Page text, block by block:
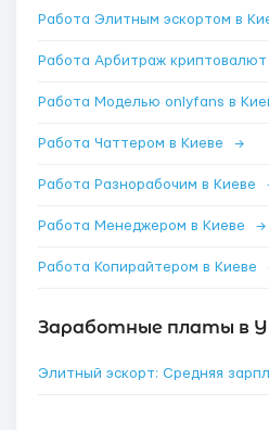
Работа Элитным эскортом в
Работа Арбитраж криптовалют
Работа Моделью onlyfans в
Работа Чаттером в Киеве →
Работа Разнорабочим в Киеве
Работа Менеджером в Киеве →
Работа Копирайтером в Киеве
Заработные платы в
Элитный эскорт: Средняя